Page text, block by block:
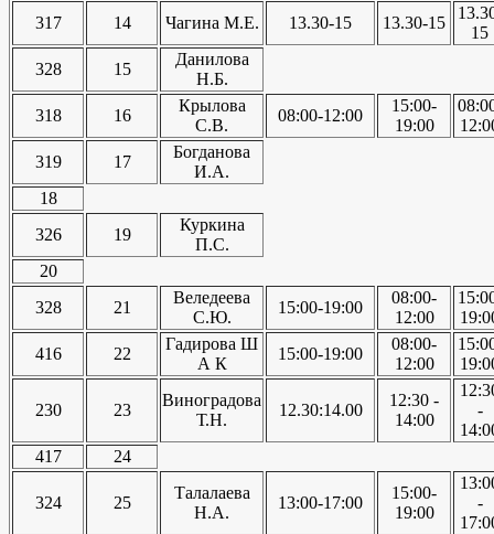
317
14 Чагина М.Е. 13.30-15 13.30-15
15
328
15
Данилова
Н.Б.
318
16
Крылова
С.В.
08:00-12:00
15:00-
19:00
319
17
Богданова
И.А.
18
326
19
Куркина
П.С.
20
328
21
Веледеева
С.Ю.
15:00-19:00
08:00-
12:00
416
22
Гадирова Ш
А К
15:00-19:00
08:00-
12:00
230 23
Виноградова
Т.Н.
12.30:14.00
12:30 -
14:00
-
417
24
324 25
Талалаева
Н.А.
13:00-17:00
15:00-
19:00
-